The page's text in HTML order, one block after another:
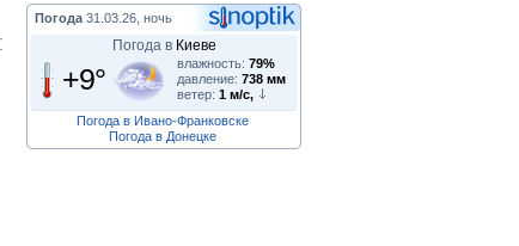
Погода 31.03.26, ночь
Погода в Киеве
+9° влажность: 79%
давление: 738 мм
ветер: 1 м/с,
Погода в Ивано-Франковске
Погода в Донецке